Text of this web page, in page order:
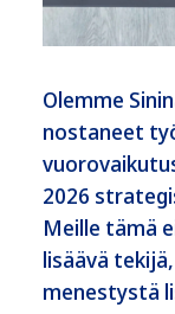
Olemme
nostaneet
2026
Meille tämä
lisäävä
menestystä